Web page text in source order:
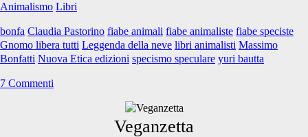
tutti:
speciste
dalla
parte
degli
Animali
Animalismo Libri
bonfa Claudia Pastorino fiabe animali fiabe animaliste fiabe speciste
Gnomo libera tutti Leggenda della neve libri animalisti Massimo
Bonfatti Nuova Etica edizioni specismo speculare yuri bautta
7 Commenti
Veganzetta